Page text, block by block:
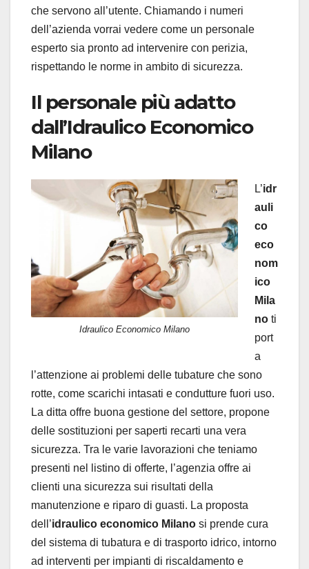
che servono all’utente. Chiamando i numeri
dell’azienda vorrai vedere come un personale
esperto sia pronto ad intervenire con perizia,
rispettando le norme in ambito di sicurezza.
Il personale più adatto
dall’Idraulico Economico
Milano
Idraulico Economico Milano
L’idr
auli
co
eco
nom
ico
Mila
no ti
port
a
l’attenzione ai problemi delle tubature che sono
rotte, come scarichi intasati e condutture fuori uso.
La ditta offre buona gestione del settore, propone
delle sostituzioni per saperti recarti una vera
sicurezza. Tra le varie lavorazioni che teniamo
presenti nel listino di offerte, l’agenzia offre ai
clienti una sicurezza sui risultati della
manutenzione e riparo di guasti. La proposta
dell’idraulico economico Milano si prende cura
del sistema di tubatura e di trasporto idrico, intorno
ad interventi per impianti di riscaldamento e